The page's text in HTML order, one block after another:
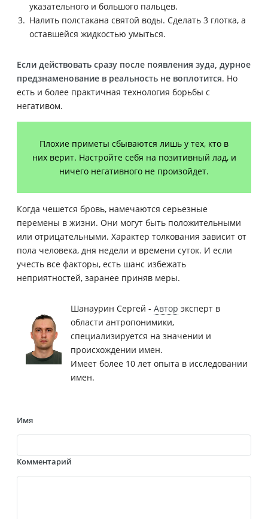
указательного и большого пальцев.
Налить полстакана святой воды. Сделать 3 глотка, а
оставшейся жидкостью умыться.
Если действовать сразу после появления зуда, дурное
предзнаменование в реальность не воплотится. Но
есть и более практичная технология борьбы с
негативом.
Плохие приметы сбываются лишь у тех, кто в
них верит. Настройте себя на позитивный лад, и
ничего негативного не произойдет.
Когда чешется бровь, намечаются серьезные
перемены в жизни. Они могут быть положительными
или отрицательными. Характер толкования зависит от
пола человека, дня недели и времени суток. И если
учесть все факторы, есть шанс избежать
неприятностей, заранее приняв меры.
Шанаурин Сергей - Автор эксперт в
области антропонимики,
специализируется на значении и
происхождении имен.
Имеет более 10 лет опыта в исследовании
имен.
Имя
Комментарий